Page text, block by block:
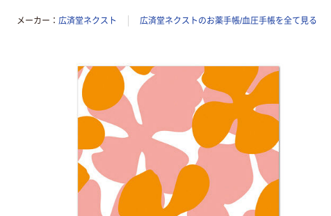
メーカー 広済堂ネクスト 広済堂ネクストのお薬手帳/血圧手帳を全て見る